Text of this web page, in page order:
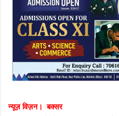
न्यूज़ विज़न। बक्सर